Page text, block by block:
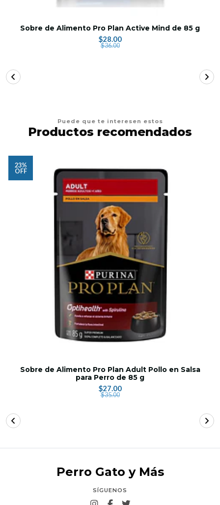
Sobre de Alimento Pro Plan Active Mind de 85 g
$28.00
$36.00
Puede que te interesen estos
Productos recomendados
23%
OFF
Sobre de Alimento Pro Plan Adult Pollo en Salsa
para Perro de 85 g
$27.00
$35.00
Perro Gato y Más
SÍGUENOS